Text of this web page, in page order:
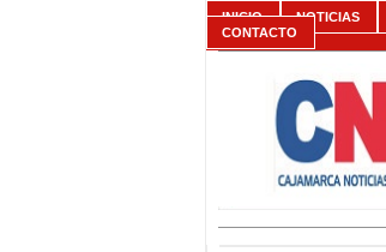
INICIO NOTICIAS
CONTACTO